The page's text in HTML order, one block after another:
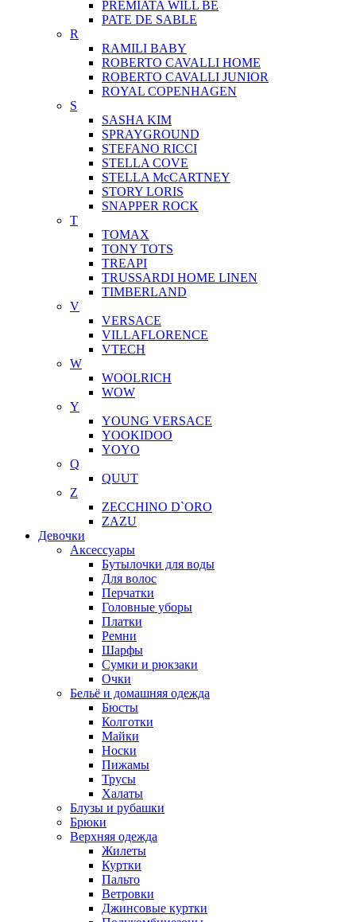
PREMIATA WILL BE
PATE DE SABLE
R
RAMILI BABY
ROBERTO CAVALLI HOME
ROBERTO CAVALLI JUNIOR
ROYAL COPENHAGEN
S
SASHA KIM
SPRAYGROUND
STEFANO RICCI
STELLA COVE
STELLA McCARTNEY
STORY LORIS
SNAPPER ROCK
T
TOMAX
TONY TOTS
TREAPI
TRUSSARDI HOME LINEN
TIMBERLAND
V
VERSACE
VILLAFLORENCE
VTECH
W
WOOLRICH
WOW
Y
YOUNG VERSACE
YOOKIDOO
YOYO
Q
QUUT
Z
ZECCHINO D`ORO
ZAZU
Девочки
Аксессуары
Бутылочки для воды
Для волос
Перчатки
Головные уборы
Платки
Ремни
Шарфы
Сумки и рюкзаки
Очки
Бельё и домашняя одежда
Бюсты
Колготки
Майки
Носки
Пижамы
Трусы
Халаты
Блузы и рубашки
Брюки
Верхняя одежда
Жилеты
Куртки
Пальто
Ветровки
Джинсовые куртки